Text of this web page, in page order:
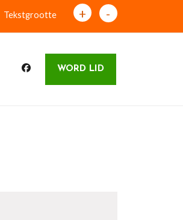
Tekstgrootte + -
WORD LID